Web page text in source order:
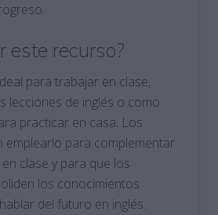
este recurso?
para trabajar en clase,
lecciones de inglés o como
practicar en casa. Los
emplearlo para complementar
clase y para que los
los conocimientos
del futuro en inglés.